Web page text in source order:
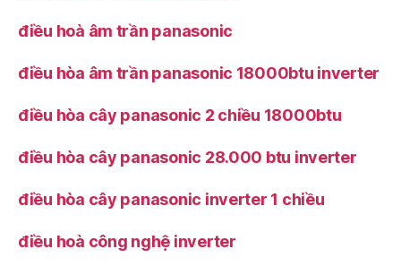
điều hoà âm trần panasonic
điều hòa âm trần panasonic 18000btu inverter
điều hòa cây panasonic 2 chiều 18000btu
điều hòa cây panasonic 28.000 btu inverter
điều hòa cây panasonic inverter 1 chiều
điều hoà công nghệ inverter